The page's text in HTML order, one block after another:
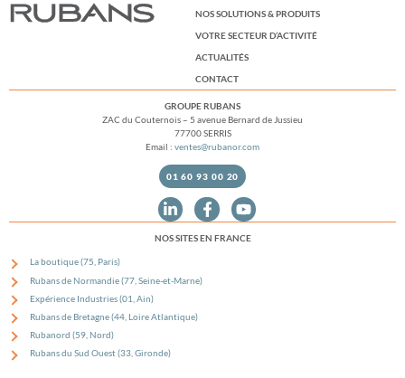
NOS SOLUTIONS & PRODUITS
VOTRE SECTEUR D’ACTIVITÉ
ACTUALITÉS
CONTACT
GROUPE RUBANS
ZAC du Couternois – 5 avenue Bernard de Jussieu
77700 SERRIS
Email : ventes@rubanor.com
01 60 93 00 20
NOS SITES EN FRANCE
La boutique (75, Paris)
Rubans de Normandie (77, Seine-et-Marne)
Expérience Industries (01, Ain)
Rubans de Bretagne (44, Loire Atlantique)
Rubanord (59, Nord)
Rubans du Sud Ouest (33, Gironde)